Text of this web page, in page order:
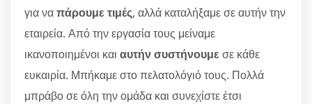
για ναπάρουμε τιμές, αλλά καταλήξαμε σε αυτήν την
εταιρεία. Από την εργασία τους μείναμε
ικανοποιημένοι και αυτήν συστήνουμε σε κάθε
ευκαιρία. Μπήκαμε στο πελατολόγιό τους. Πολλά
μπράβο σε όλη την ομάδα και συνεχίστε έτσι